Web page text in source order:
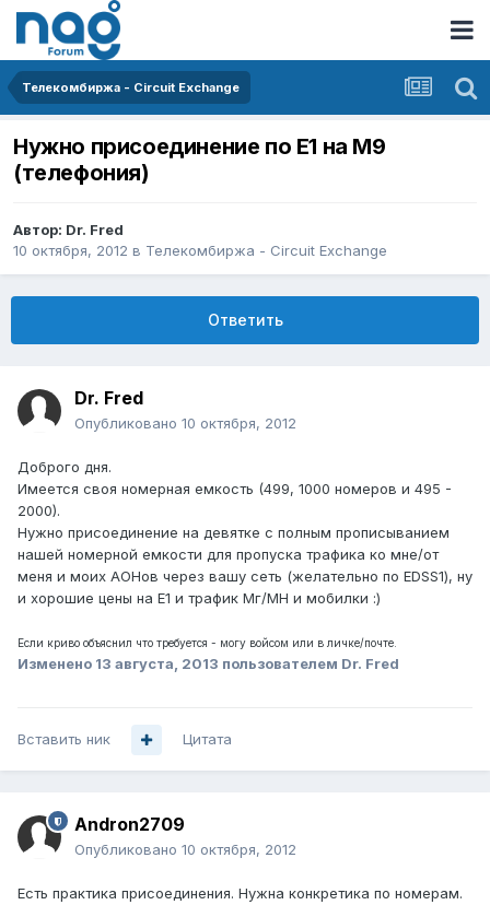
Телекомбиржа - Circuit Exchange
Нужно присоединение по E1 на М9
(телефония)
Автор: Dr. Fred
10 октября, 2012 в Телекомбиржа - Circuit Exchange
Ответить
Dr. Fred
Опубликовано 10 октября, 2012
Доброго дня.
Имеется своя номерная емкость (499, 1000 номеров и 495 -
2000).
Нужно присоединение на девятке с полным прописыванием
нашей номерной емкости для пропуска трафика ко мне/от
меня и моих АОНов через вашу сеть (желательно по EDSS1), ну
и хорошие цены на E1 и трафик Мг/МН и мобилки :)
Если криво объяснил что требуется - могу войсом или в личке/почте.
Изменено 13 августа, 2013 пользователем Dr. Fred
Вставить ник Цитата
Andron2709
Опубликовано 10 октября, 2012
Есть практика присоединения. Нужна конкретика по номерам.